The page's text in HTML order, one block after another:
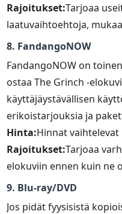
Rajoitukset:Tarjoaa
laatuvaihtoehtoja,
8. FandangoNOW
FandangoNOW on
ostaa The Grinch -
käyttäjäystävällisen
erikoistarjouksia ja
Hinta:Hinnat vaihtelevat
Rajoitukset:Tarjoaa
elokuviin ennen kuin ne
9. Blu-ray/DVD
Jos pidät fyysisistä